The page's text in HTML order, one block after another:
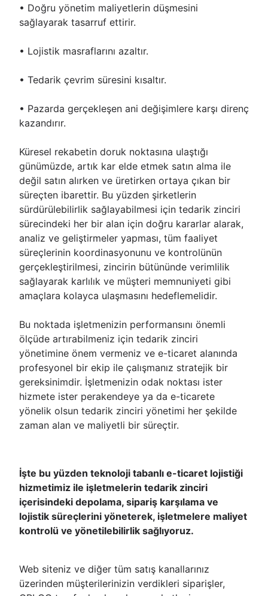
• Doğru yönetim maliyetlerin düşmesini
sağlayarak tasarruf ettirir.
• Lojistik masraflarını azaltır.
• Tedarik çevrim süresini kısaltır.
• Pazarda gerçekleşen ani değişimlere karşı direnç
kazandırır.
Küresel rekabetin doruk noktasına ulaştığı
günümüzde, artık kar elde etmek satın alma ile
değil satın alırken ve üretirken ortaya çıkan bir
süreçten ibarettir. Bu yüzden şirketlerin
sürdürülebilirlik sağlayabilmesi için tedarik zinciri
sürecindeki her bir alan için doğru kararlar alarak,
analiz ve geliştirmeler yapması, tüm faaliyet
süreçlerinin koordinasyonunu ve kontrolünün
gerçekleştirilmesi, zincirin bütününde verimlilik
sağlayarak karlılık ve müşteri memnuniyeti gibi
amaçlara kolayca ulaşmasını hedeflemelidir.
Bu noktada işletmenizin performansını önemli
ölçüde artırabilmeniz için tedarik zinciri
yönetimine önem vermeniz ve e-ticaret alanında
profesyonel bir ekip ile çalışmanız stratejik bir
gereksinimdir. İşletmenizin odak noktası ister
hizmete ister perakendeye ya da e-ticarete
yönelik olsun tedarik zinciri yönetimi her şekilde
zaman alan ve maliyetli bir süreçtir.
İşte bu yüzden teknoloji tabanlı e-ticaret lojistiği
hizmetimiz ile işletmelerin tedarik zinciri
içerisindeki depolama, sipariş karşılama ve
lojistik süreçlerini yöneterek, işletmelere maliyet
kontrolü ve yönetilebilirlik sağlıyoruz.
Web siteniz ve diğer tüm satış kanallarınız
üzerinden müşterilerinizin verdikleri siparişler,